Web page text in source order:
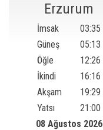
Erzurum
İmsak
03:35
Güneş
05:13
Öğle
12:26
İkindi
16:16
Akşam
19:29
Yatsı
21:00
08 Ağustos 2026